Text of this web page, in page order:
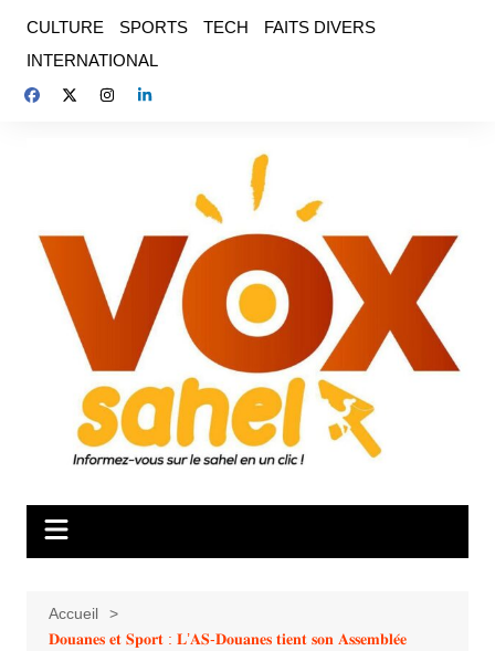
contenu
CULTURE SPORTS TECH
FAITS DIVERS
INTERNATIONAL
Accueil
𝐃𝐨𝐮𝐚𝐧𝐞𝐬 𝐞𝐭 𝐒𝐩𝐨𝐫𝐭 : 𝐋’𝐀𝐒-𝐃𝐨𝐮𝐚𝐧𝐞𝐬 𝐭𝐢𝐞𝐧𝐭 𝐬𝐨𝐧 𝐀𝐬𝐬𝐞𝐦𝐛𝐥𝐞́𝐞